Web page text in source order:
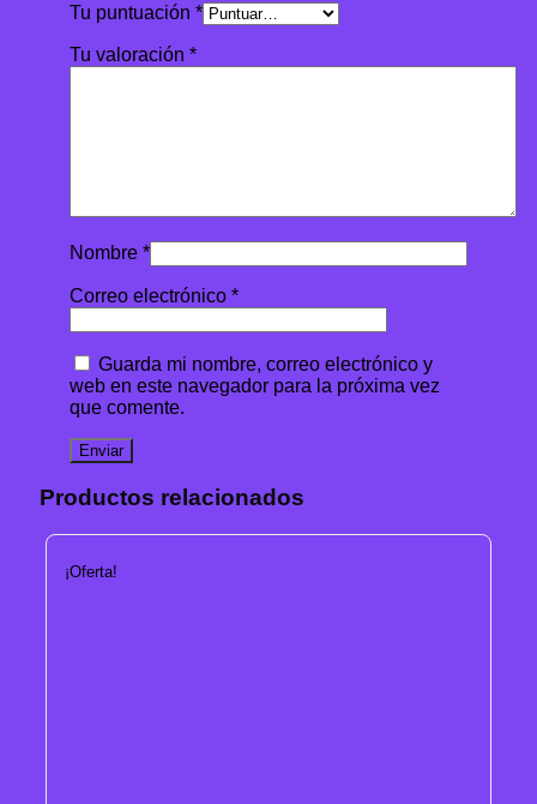
Tu puntuación *
Tu valoración *
Nombre *
Correo electrónico *
Guarda mi nombre, correo electrónico y
web en este navegador para la próxima vez
que comente.
Productos relacionados
¡Oferta!